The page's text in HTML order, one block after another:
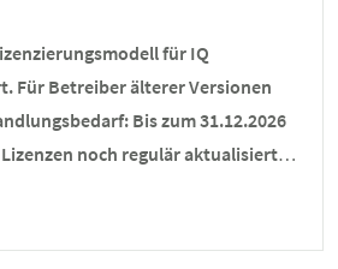
für IQ
Für Betreiber älterer Versionen
Bis zum 31.12.2026
noch regulär aktualisiert
überführt werden. dP
bei Analyse, Planung und